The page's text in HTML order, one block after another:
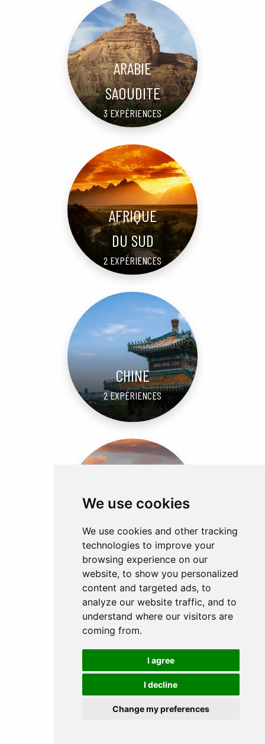
We use cookies
We use cookies and other tracking
technologies to improve your
browsing experience on our
website, to show you personalized
content and targeted ads, to
analyze our website traffic, and to
understand where our visitors are
coming from.
I agree
I decline
Change my preferences
ARABIE
SAOUDITE
3 EXPÉRIENCES
AFRIQUE
DU SUD
2 EXPÉRIENCES
CHINE
2 EXPÉRIENCES
IRLANDE
2 EXPÉRIENCES
INDONÉSIE
1 EXPÉRIENCE